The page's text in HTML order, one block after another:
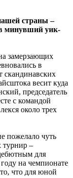
страны –
минувший уик-
замерзающих
в
скандинавских
весит куда
председатель
с командой
около трех
пожелало чуть
турнир –
для
на чемпионате
что для юной